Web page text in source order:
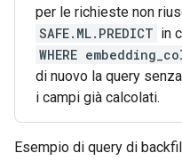
per le richieste non
SAFE.ML.PREDICT in
WHERE
di nuovo la query
i campi già calcolati.
Esempio di query di